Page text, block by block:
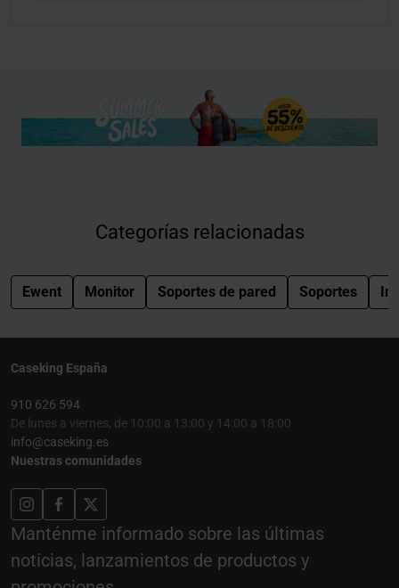
Categorías relacionadas
Ewent Monitor Soportes de pared Soportes
Caseking España
910 626 594
De lunes a viernes, de 10:00 a 13:00 y 14:00 a 18:00
info@caseking.es
Nuestras comunidades
Manténme informado sobre las últimas
noticias, lanzamientos de productos y